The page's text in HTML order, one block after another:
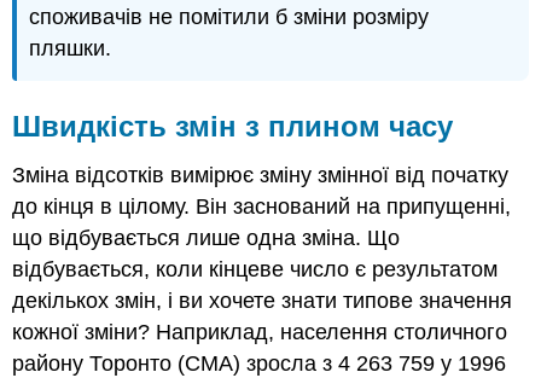
споживачів не помітили б зміни розміру
пляшки.
Швидкість змін з плином часу
Зміна відсотків вимірює зміну змінної від початку
до кінця в цілому. Він заснований на припущенні,
що відбувається лише одна зміна. Що
відбувається, коли кінцеве число є результатом
декількох змін, і ви хочете знати типове значення
кожної зміни? Наприклад, населення столичного
району Торонто (CMA) зросла з 4 263 759 у 1996